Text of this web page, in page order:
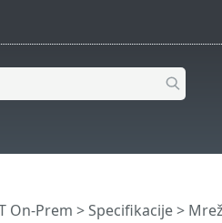
On-Prem >Specifikacije>